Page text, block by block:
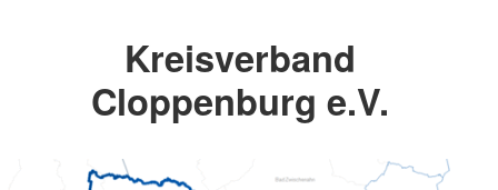
Kreisverband
Cloppenburg e.V.